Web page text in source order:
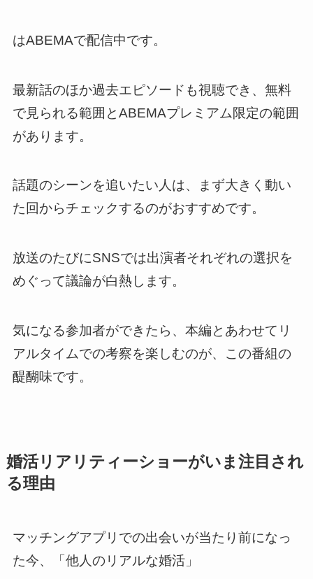
はABEMAで配信中です。
最新話のほか過去エピソードも視聴でき、無料
で見られる範囲とABEMAプレミアム限定の範囲
があります。
話題のシーンを追いたい人は、まず大きく動い
た回からチェックするのがおすすめです。
放送のたびにSNSでは出演者それぞれの選択を
めぐって議論が白熱します。
気になる参加者ができたら、本編とあわせてリ
アルタイムでの考察を楽しむのが、この番組の
醍醐味です。
婚活リアリティーショーがいま注目され
る理由
マッチングアプリでの出会いが当たり前になっ
た今、「他人のリアルな婚活」